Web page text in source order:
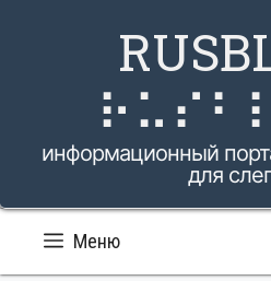
информационный
для
Меню